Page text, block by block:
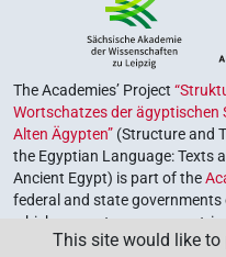
The Academies’ Project
Wortschatzes der ägyptischen
Alten Ägypten” (Structure and
the Egyptian Language: Texts
Ancient Egypt) is part of the
federal and state governments
which serves to preserve,
The program is coordinated
This site would like to